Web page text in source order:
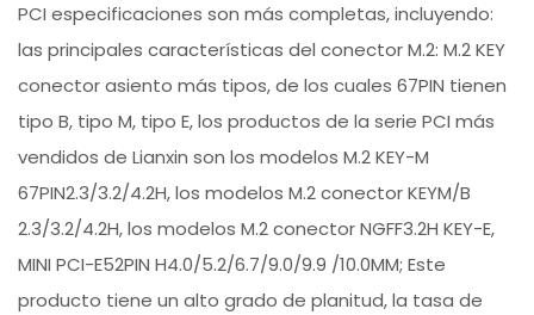
PCI especificaciones son más completas, incluyendo:
las principales características del conector M.2: M.2 KEY
conector asiento más tipos, de los cuales 67PIN tienen
tipo B, tipo M, tipo E, los productos de la serie PCI más
vendidos de Lianxin son los modelos M.2 KEY-M
67PIN2.3/3.2/4.2H, los modelos M.2 conector KEYM/B
2.3/3.2/4.2H, los modelos M.2 conector NGFF3.2H KEY-E,
MINI PCI-E52PIN H4.0/5.2/6.7/9.0/9.9 /10.0MM; Este
producto tiene un alto grado de planitud, la tasa de